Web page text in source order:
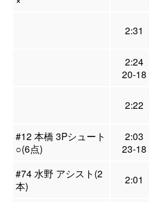
2:31
2:24
20-18
2:22
#12 本橋 3Pシュート
○(6点)
2:03
23-18
#74 水野 アシスト(2
本)
2:01